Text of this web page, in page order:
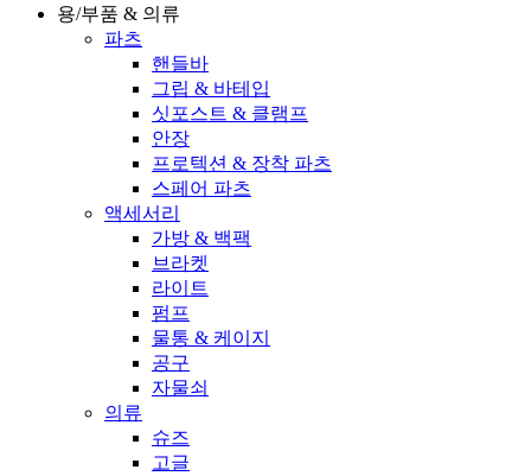
용/부품 & 의류
파츠
핸들바
그립 & 바테입
싯포스트 & 클램프
안장
프로텍션 & 장착 파츠
스페어 파츠
액세서리
가방 & 백팩
브라켓
라이트
펌프
물통 & 케이지
공구
자물쇠
의류
슈즈
고글